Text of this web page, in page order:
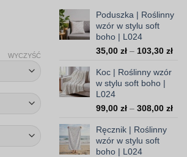
WYCZYŚĆ
Poduszka | Roślinny
wzór w stylu soft
boho | L024
35,00 zł – 103,30 zł
Koc | Roślinny wzór
w stylu soft boho |
L024
99,00 zł – 308,00 zł
Ręcznik | Roślinny
wzór w stylu soft
boho | L024